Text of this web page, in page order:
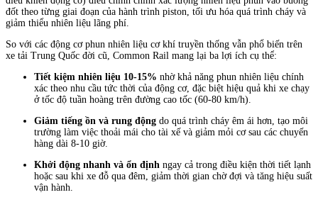
đốt theo từng giai đoạn của hành trình piston, tối ưu hóa quá trình cháy và
giảm thiểu nhiên liệu lãng phí.
So với các động cơ phun nhiên liệu cơ khí truyền thống vẫn phổ biến trên
xe tải Trung Quốc đời cũ, Common Rail mang lại ba lợi ích cụ thể:
Tiết kiệm nhiên liệu 10-15% nhờ khả năng phun nhiên liệu chính
xác theo nhu cầu tức thời của động cơ, đặc biệt hiệu quả khi xe chạy
ở tốc độ tuần hoàng trên đường cao tốc (60-80 km/h).
Giảm tiếng ồn và rung động do quá trình cháy êm ái hơn, tạo môi
trường làm việc thoải mái cho tài xế và giảm mỏi cơ sau các chuyến
hàng dài 8-10 giờ.
Khởi động nhanh và ổn định ngay cả trong điều kiện thời tiết lạnh
hoặc sau khi xe đỗ qua đêm, giảm thời gian chờ đợi và tăng hiệu suất
vận hành.